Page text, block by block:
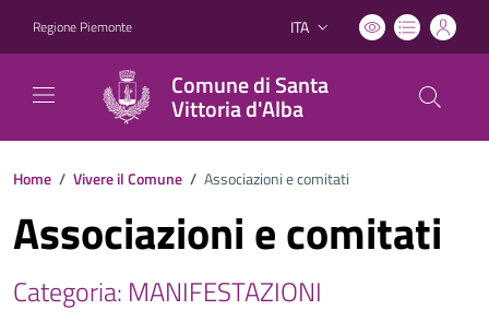
Regione Piemonte Lingua attiva:
ITA
Comune di Santa
Vittoria d'Alba
Home / Vivere il Comune / Associazioni e comitati
Associazioni e comitati
Categoria: MANIFESTAZIONI